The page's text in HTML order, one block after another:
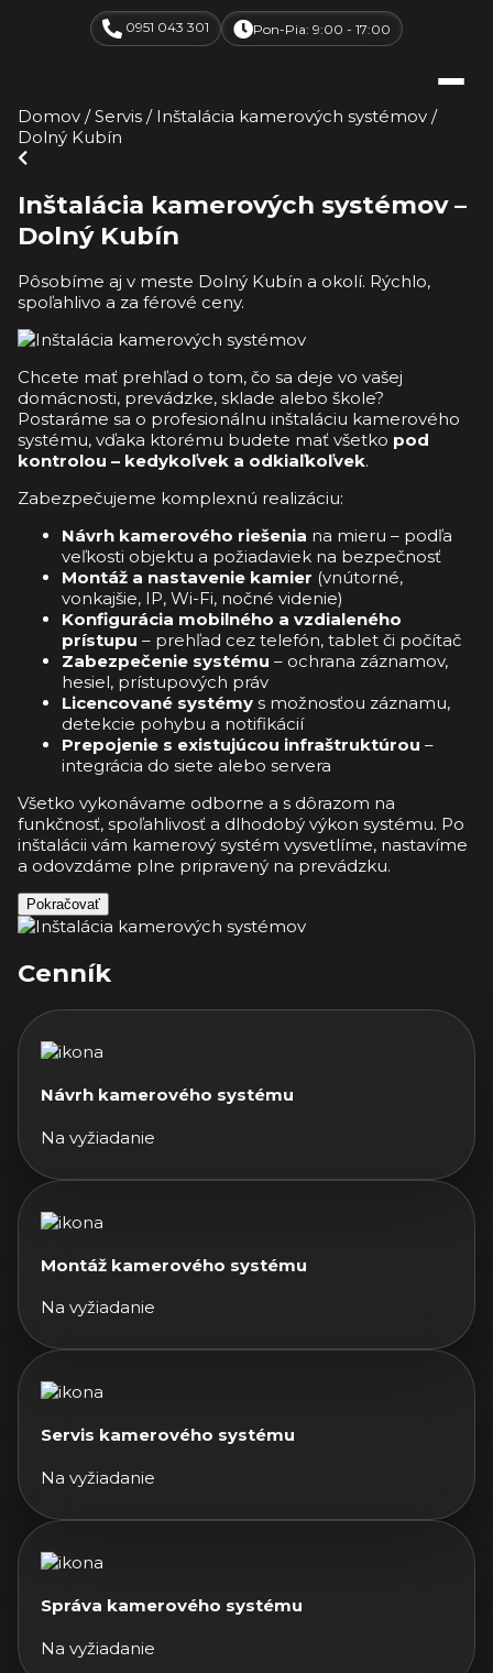
0951 043 301 Pon-Pia: 9:00 - 17:00
Domov / Servis / Inštalácia kamerových systémov /
Dolný Kubín
Inštalácia kamerových systémov –
Dolný Kubín
Pôsobíme aj v meste Dolný Kubín a okolí. Rýchlo,
spoľahlivo a za férové ceny.
Chcete mať prehľad o tom, čo sa deje vo vašej
domácnosti, prevádzke, sklade alebo škole?
Postaráme sa o profesionálnu inštaláciu kamerového
systému, vďaka ktorému budete mať všetko pod
kontrolou – kedykoľvek a odkiaľkoľvek.
Zabezpečujeme komplexnú realizáciu:
Návrh kamerového riešenia na mieru – podľa
veľkosti objektu a požiadaviek na bezpečnosť
Montáž a nastavenie kamier (vnútorné,
vonkajšie, IP, Wi-Fi, nočné videnie)
Konfigurácia mobilného a vzdialeného
prístupu – prehľad cez telefón, tablet či počítač
Zabezpečenie systému – ochrana záznamov,
hesiel, prístupových práv
Licencované systémy s možnosťou záznamu,
detekcie pohybu a notifikácií
Prepojenie s existujúcou infraštruktúrou –
integrácia do siete alebo servera
Všetko vykonávame odborne a s dôrazom na
funkčnosť, spoľahlivosť a dlhodobý výkon systému. Po
inštalácii vám kamerový systém vysvetlíme, nastavíme
a odovzdáme plne pripravený na prevádzku.
Pokračovať
Cenník
Návrh kamerového systému
Na vyžiadanie
Montáž kamerového systému
Na vyžiadanie
Servis kamerového systému
Na vyžiadanie
Správa kamerového systému
Na vyžiadanie